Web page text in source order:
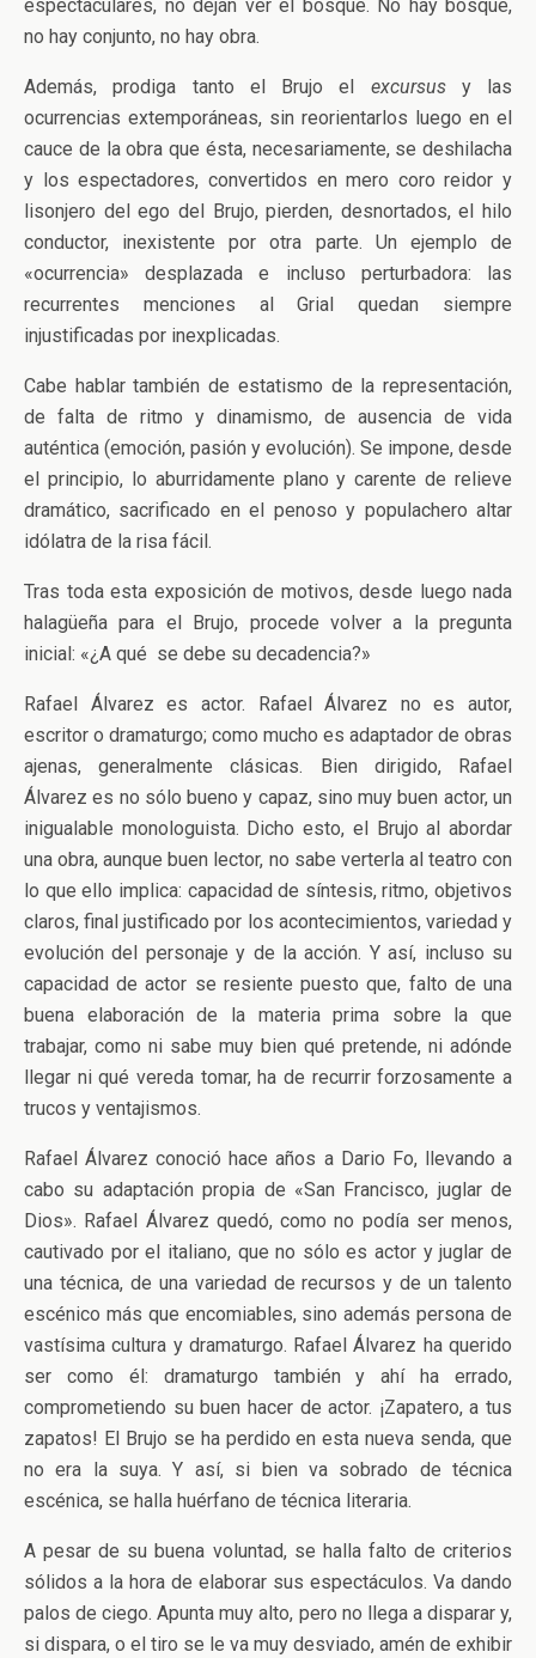
espectaculares, no dejan ver el bosque. No hay bosque,
no hay conjunto, no hay obra.
Además, prodiga tanto el Brujo el excursusy las
ocurrencias extemporáneas, sin reorientarlos luego en el
cauce de la obra que ésta, necesariamente, se deshilacha
y los espectadores, convertidos en mero coro reidor y
lisonjero del ego del Brujo, pierden, desnortados, el hilo
conductor, inexistente por otra parte. Un ejemplo de
«ocurrencia» desplazada e incluso perturbadora: las
recurrentes menciones al Grial quedan siempre
injustificadas por inexplicadas.
Cabe hablar también de estatismo de la representación,
de falta de ritmo y dinamismo, de ausencia de vida
auténtica (emoción, pasión y evolución). Se impone, desde
el principio, lo aburridamente plano y carente de relieve
dramático, sacrificado en el penoso y populachero altar
idólatra de la risa fácil.
Tras toda esta exposición de motivos, desde luego nada
halagüeña para el Brujo, procede volver a la pregunta
inicial: «¿A qué se debe su decadencia?»
Rafael Álvarez es actor. Rafael Álvarez no es autor,
escritor o dramaturgo; como mucho es adaptador de obras
ajenas, generalmente clásicas. Bien dirigido, Rafael
Álvarez es no sólo bueno y capaz, sino muy buen actor, un
inigualable monologuista. Dicho esto, el Brujo al abordar
una obra, aunque buen lector, no sabe verterla al teatro con
lo que ello implica: capacidad de síntesis, ritmo, objetivos
claros, final justificado por los acontecimientos, variedad y
evolución del personaje y de la acción. Y así, incluso su
capacidad de actor se resiente puesto que, falto de una
buena elaboración de la materia prima sobre la que
trabajar, como ni sabe muy bien qué pretende, ni adónde
llegar ni qué vereda tomar, ha de recurrir forzosamente a
trucos y ventajismos.
Rafael Álvarez conoció hace años a Dario Fo, llevando a
cabo su adaptación propia de «San Francisco, juglar de
Dios». Rafael Álvarez quedó, como no podía ser menos,
cautivado por el italiano, que no sólo es actor y juglar de
una técnica, de una variedad de recursos y de un talento
escénico más que encomiables, sino además persona de
vastísima cultura y dramaturgo. Rafael Álvarez ha querido
ser como él: dramaturgo también y ahí ha errado,
comprometiendo su buen hacer de actor. ¡Zapatero, a tus
zapatos! El Brujo se ha perdido en esta nueva senda, que
no era la suya. Y así, si bien va sobrado de técnica
escénica, se halla huérfano de técnica literaria.
A pesar de su buena voluntad, se halla falto de criterios
sólidos a la hora de elaborar sus espectáculos. Va dando
palos de ciego. Apunta muy alto, pero no llega a disparar y,
si dispara, o el tiro se le va muy desviado, amén de exhibir